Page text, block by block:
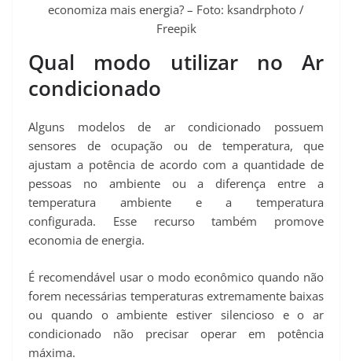
economiza mais energia? – Foto: ksandrphoto /
Freepik
Qual modo utilizar no Ar
condicionado
Alguns modelos de ar condicionado possuem
sensores de ocupação ou de temperatura, que
ajustam a potência de acordo com a quantidade de
pessoas no ambiente ou a diferença entre a
temperatura ambiente e a temperatura
configurada. Esse recurso também promove
economia de energia.
É recomendável usar o modo econômico quando não
forem necessárias temperaturas extremamente baixas
ou quando o ambiente estiver silencioso e o ar
condicionado não precisar operar em potência
máxima.